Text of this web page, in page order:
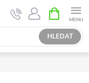
HLEDAT
NÁKUPNÍ
KOŠÍK